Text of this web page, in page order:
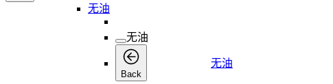
无油
无油
Back
无油